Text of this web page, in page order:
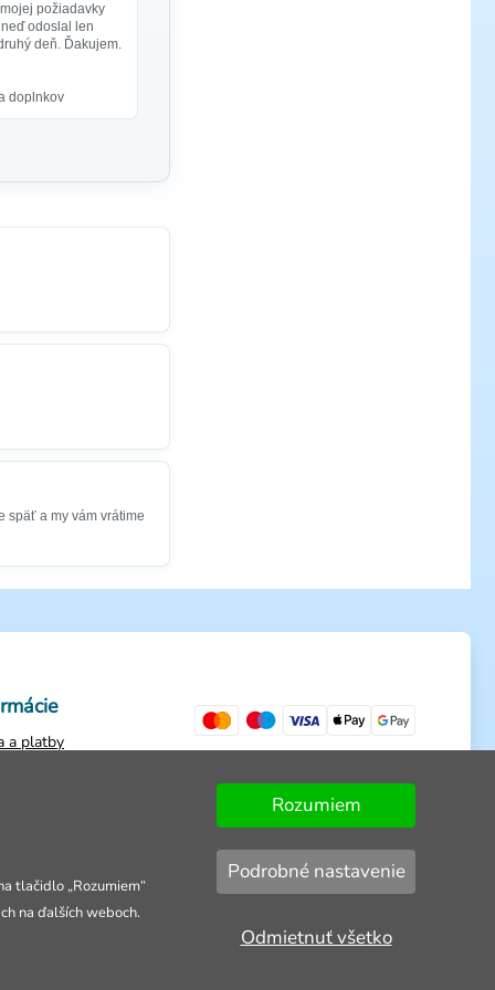
požiadavky
odoslal len
deň. Ďakujem.
doplnkov
späť a my vám vrátime
a platby
tlačidlo „Rozumiem“
na ďalších weboch.
Rozumiem
Podrobné nastavenie
Odmietnuť všetko